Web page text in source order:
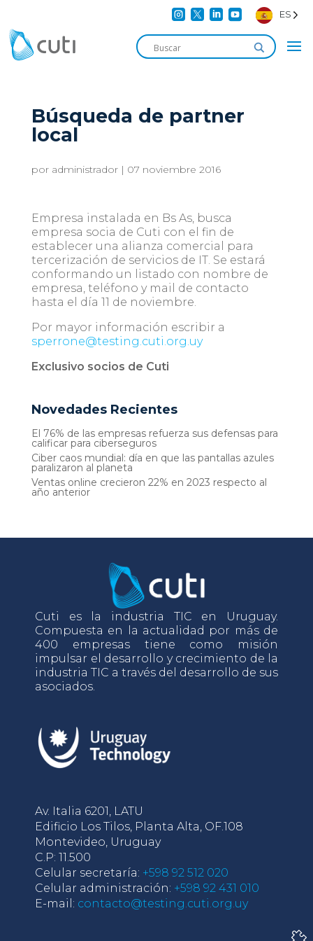
    ES
Búsqueda de partner
local
por administrador| 07 noviembre 2016
Empresa instalada en Bs As, busca
empresa socia de Cuti con el fin de
establecer una alianza comercial para
tercerización de servicios de IT. Se estará
conformando un listado con nombre de
empresa, teléfono y mail de contacto
hasta el día 11 de noviembre.
Por mayor información escribir a
sperrone@testing.cuti.org.uy
Exclusivo socios de Cuti
Novedades Recientes
El 76% de las empresas refuerza sus defensas para
calificar para ciberseguros
Ciber caos mundial: día en que las pantallas azules
paralizaron al planeta
Ventas online crecieron 22% en 2023 respecto al
año anterior
Cuti es la industria TIC en Uruguay.
Compuesta en la actualidad por más de
400 empresas tiene como misión
impulsar el desarrollo y crecimiento de la
industria TIC a través del desarrollo de sus
asociados.
Av. Italia 6201, LATU
Edificio Los Tilos, Planta Alta, OF.108
Montevideo, Uruguay
C.P: 11.500
Celular secretaría: +598 92 512 020
Celular administración: +598 92 431 010
E-mail: contacto@testing.cuti.org.uy